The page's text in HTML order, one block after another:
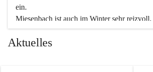
ein.
Miesenbach ist auch im Winter sehr
Eisstockschießen gibt es auf dem nahe
wunderschöne Naturschneepisten, die zum
Aktuelles